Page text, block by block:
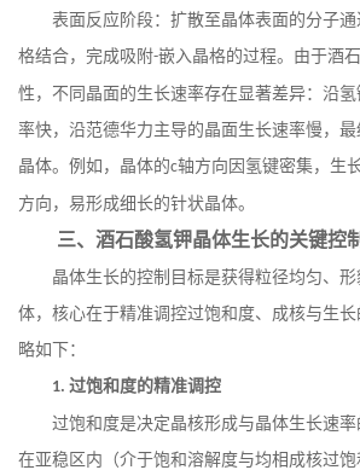
表面反应阶段：扩散至晶体表面的分子
格结合，完成吸附-嵌入晶格的过程。由于酒
性，不同晶面的生长速率存在显著差异：沿
率快，沿范德华力主导的晶面生长速率慢，
晶体。例如，晶体的c轴方向因氢键密集，生
方向，易形成细长的针状晶体。
三、酒石酸氢钾晶体生长的关键控
晶体生长的控制目标是获得粒径均匀、
体，核心在于精准调控过饱和度、成核与生
略如下：
1. 过饱和度的精准调控
过饱和度是决定晶核形成与晶体生长速
在亚稳区内（介于饱和溶解度与均相成核过